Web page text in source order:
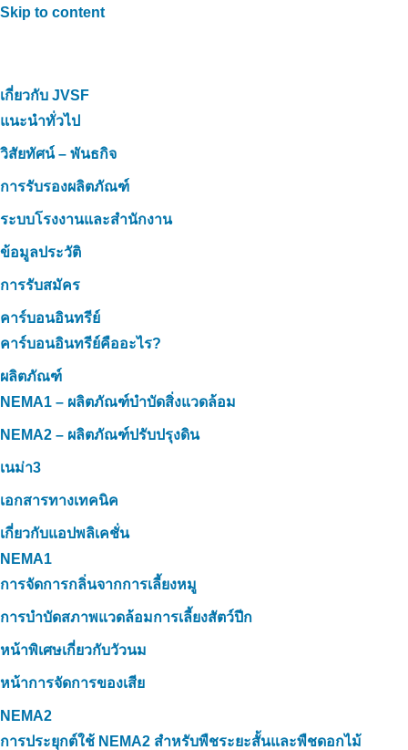
Skip to content
เกี่ยวกับ JVSF
แนะนำทั่วไป
วิสัยทัศน์ – พันธกิจ
การรับรองผลิตภัณฑ์
ระบบโรงงานและสำนักงาน
ข้อมูลประวัติ
การรับสมัคร
คาร์บอนอินทรีย์
คาร์บอนอินทรีย์คืออะไร?
ผลิตภัณฑ์
NEMA1 – ผลิตภัณฑ์บำบัดสิ่งแวดล้อม
NEMA2 – ผลิตภัณฑ์ปรับปรุงดิน
เนม่า3
เอกสารทางเทคนิค
เกี่ยวกับแอปพลิเคชั่น
NEMA1
การจัดการกลิ่นจากการเลี้ยงหมู
การบำบัดสภาพแวดล้อมการเลี้ยงสัตว์ปีก
หน้าพิเศษเกี่ยวกับวัวนม
หน้าการจัดการของเสีย
NEMA2
การประยุกต์ใช้ NEMA2 สำหรับพืชระยะสั้นและพืชดอกไม้